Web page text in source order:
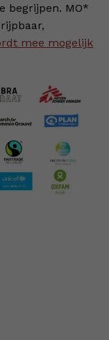
begrijpen. MO*
mee mogelijk